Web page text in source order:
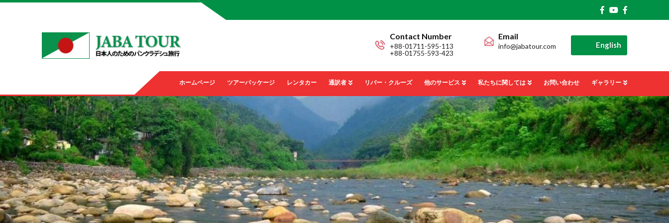
English
Contact Number
+88-01711-595-113
+88-01755-593-423
Email
info@jabatour.com
ホームページ ツアーパッケージ レンタカー 通訳者 リバー・クルーズ 他のサービス 私たちに関しては お問い合わせ ギャラリー